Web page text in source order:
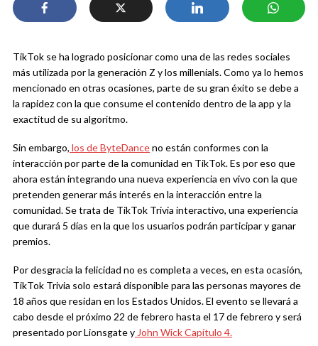
TikTok se ha logrado posicionar como una de las redes sociales
más utilizada por la generación Z y los millenials. Como ya lo hemos
mencionado en otras ocasiones, parte de su gran éxito se debe a
la rapidez con la que consume el contenido dentro de la app y la
exactitud de su algoritmo.
Sin embargo, los de ByteDanceno están conformes con la
interacción por parte de la comunidad en TikTok. Es por eso que
ahora están integrando una nueva experiencia en vivo con la que
pretenden generar más interés en la interacción entre la
comunidad. Se trata de TikTok Trivia interactivo, una experiencia
que durará 5 días en la que los usuarios podrán participar y ganar
premios.
Por desgracia la felicidad no es completa a veces, en esta ocasión,
TikTok Trivia solo estará disponible para las personas mayores de
18 años que residan en los Estados Unidos. El evento se llevará a
cabo desde el próximo 22 de febrero hasta el 17 de febrero y será
presentado por Lionsgate yJohn Wick Capítulo 4.